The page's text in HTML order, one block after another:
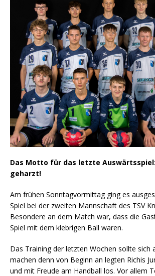
Das Motto für das letzte
geharzt!
Am frühen Sonntagvormittag ging es
Spiel bei der zweiten Mannschaft des TSV
Besondere an dem Match war, dass die
Spiel mit dem klebrigen Ball waren.
Das Training der letzten Wochen sollte sich
machen denn von Beginn an legten Richis
und mit Freude am Handball los. Vor allem